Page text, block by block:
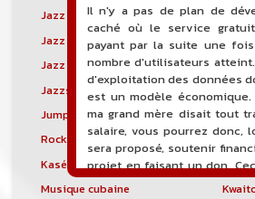
Jazz blues
Jazz
Jazz Nouvelle-Orléans
Jazz
Jazz vocal
Jazzstep
Jump blues
Rock canadien
Kasékò
Musique cubaine
Il n'y a pas de plan de
caché où le service
payant par la suite une
nombre d'utilisateurs
d'exploitation des données
est un modèle économique.
ma grand mère disait tout
salaire, vous pourrez donc,
sera proposé, soutenir
projet en faisant un don.
de financer